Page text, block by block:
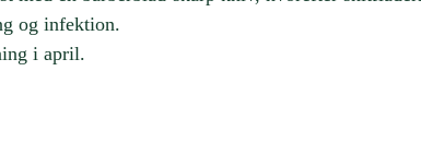
og infektion.
i april.